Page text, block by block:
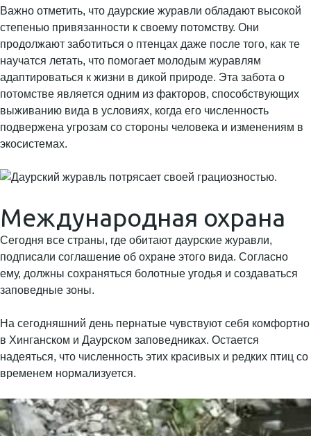
Важно отметить, что даурские журавли обладают высокой
степенью привязанности к своему потомству. Они
продолжают заботиться о птенцах даже после того, как те
научатся летать, что помогает молодым журавлям
адаптироваться к жизни в дикой природе. Эта забота о
потомстве является одним из факторов, способствующих
выживанию вида в условиях, когда его численность
подвержена угрозам со стороны человека и изменениям в
экосистемах.
Международная охрана
Сегодня все страны, где обитают даурские журавли,
подписали соглашение об охране этого вида. Согласно
ему, должны сохраняться болотные угодья и создаваться
заповедные зоны.
На сегодняшний день пернатые чувствуют себя комфортно
в Хинганском и Даурском заповедниках. Остается
надеяться, что численность этих красивых и редких птиц со
временем нормализуется.